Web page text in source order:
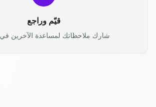
قيّم وراجع
شارك ملاحظاتك لمساعدة الآخرين في